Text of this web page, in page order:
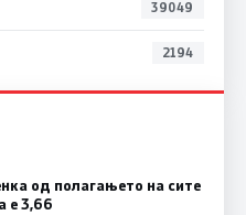
39049
2194
од полагањето на сите
е 3,66